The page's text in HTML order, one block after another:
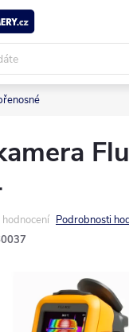
hodnocení Podrobnosti